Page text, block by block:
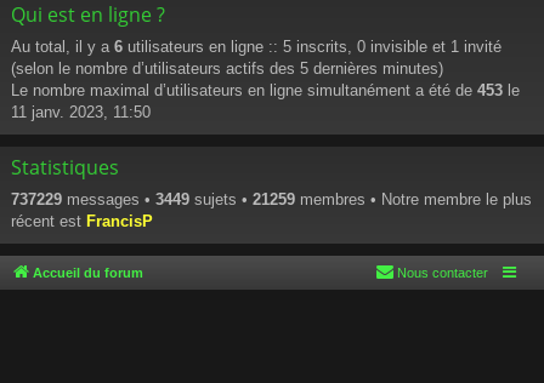
Qui est en ligne ?
Au total, il y a 6 utilisateurs en ligne :: 5 inscrits, 0 invisible et 1 invité
(selon le nombre d’utilisateurs actifs des 5 dernières minutes)
Le nombre maximal d’utilisateurs en ligne simultanément a été de 453 le
11 janv. 2023, 11:50
Statistiques
737229 messages • 3449 sujets • 21259 membres • Notre membre le plus
récent est FrancisP
Accueil du forum Nous contacter